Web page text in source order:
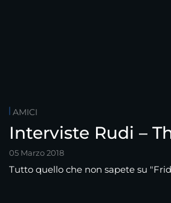
AMICI
Interviste Rudi –
05 Marzo 2018
Tutto quello che non sapete su